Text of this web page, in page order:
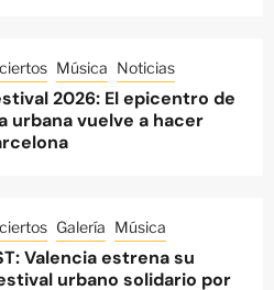
Música Noticias
2026: El epicentro de
urbana vuelve a hacer
Galería Música
Valencia estrena su
urbano solidario por